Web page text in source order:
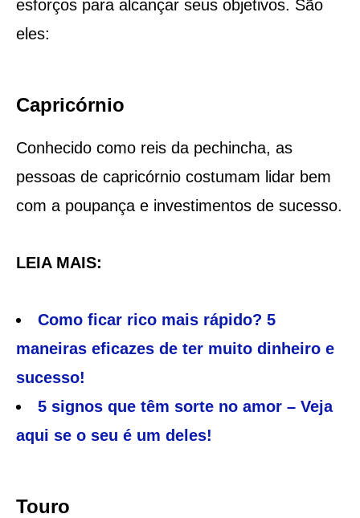
esforços para alcançar seus objetivos. São
eles:
Capricórnio
Conhecido como reis da pechincha, as
pessoas de capricórnio costumam lidar bem
com a poupança e investimentos de sucesso.
LEIA MAIS:
Como ficar rico mais rápido? 5
maneiras eficazes de ter muito dinheiro e
sucesso!
5 signos que têm sorte no amor – Veja
aqui se o seu é um deles!
Touro